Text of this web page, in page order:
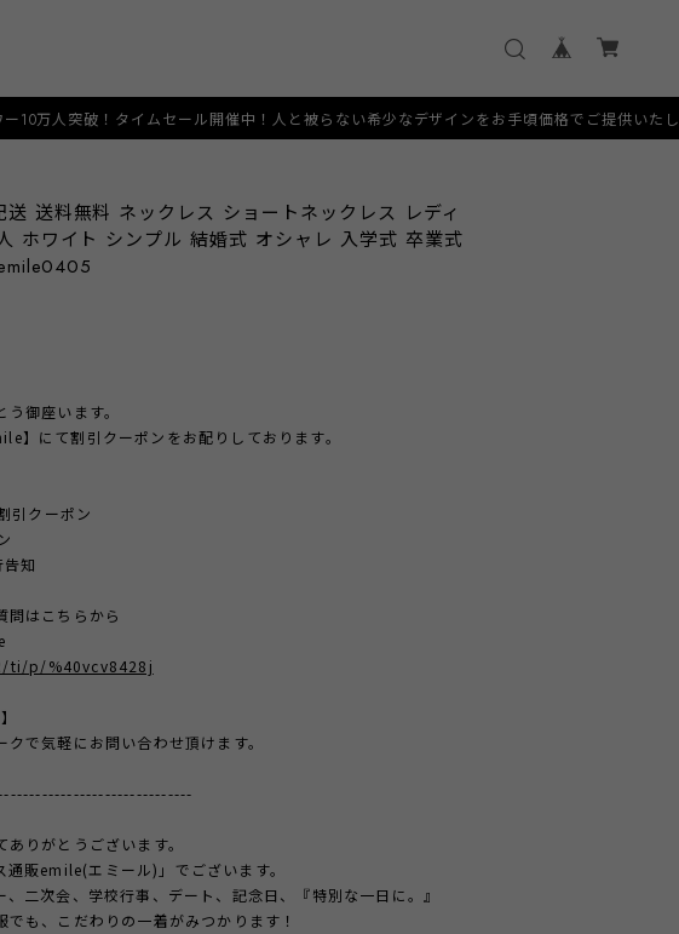
セール開催中！人と被らない希少なデザインをお手頃価格でご提供いたします。
送 送料無料 ネックレス ショートネックレス レディ
ホワイト シンプル 結婚式 オシャレ 入学式 卒業式
御座います。
】にて割引クーポンをお配りしております。
引クーポン
告知
問はこちらから
ti/p/%40vcv8428j
で気軽にお問い合わせ頂けます。
りがとうございます。
通販emile(エミール)」でございます。
、二次会、学校行事、デート、記念日、『特別な一日に。』
でも、こだわりの一着がみつかります！